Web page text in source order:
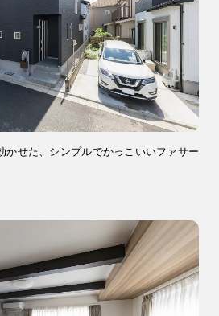
かせた、シンプルでかっこいいファサー
ナンス 安心保証制度